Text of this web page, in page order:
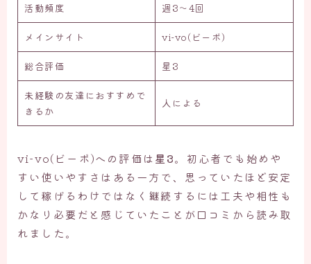
活動頻度 週3〜4回
メインサイト vi-vo(ビーボ)
総合評価 星3
未経験の友達におすすめで
きるか
人による
vi-vo(ビーボ)への評価は星3。初心者でも始めや
すい使いやすさはある一方で、思っていたほど安定
して稼げるわけではなく継続するには工夫や相性も
かなり必要だと感じていたことが口コミから読み取
れました。